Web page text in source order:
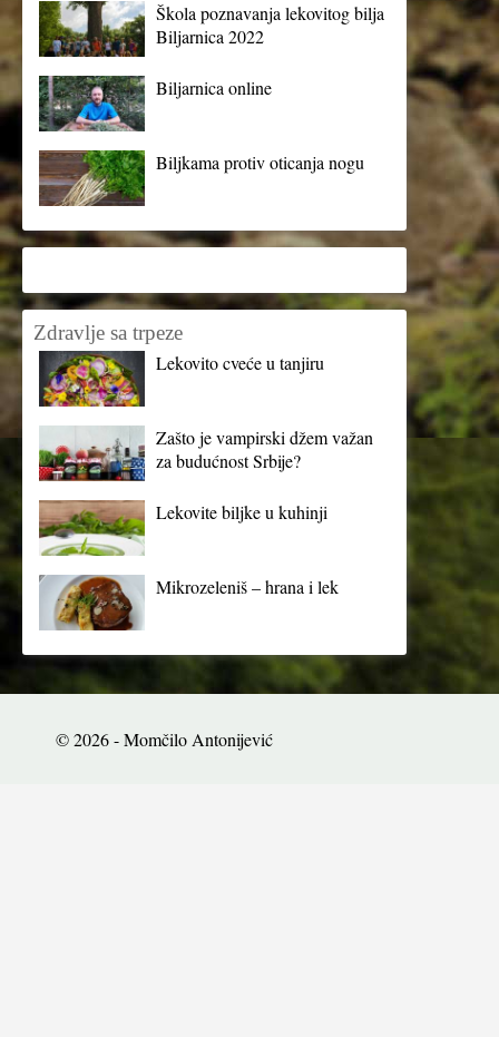
Škola poznavanja lekovitog bilja
Biljarnica 2022
Biljarnica online
Biljkama protiv oticanja nogu
Zdravlje sa trpeze
Lekovito cveće u tanjiru
Zašto je vampirski džem važan
za budućnost Srbije?
Lekovite biljke u kuhinji
Mikrozeleniš – hrana i lek
© 2026 - Momčilo Antonijević